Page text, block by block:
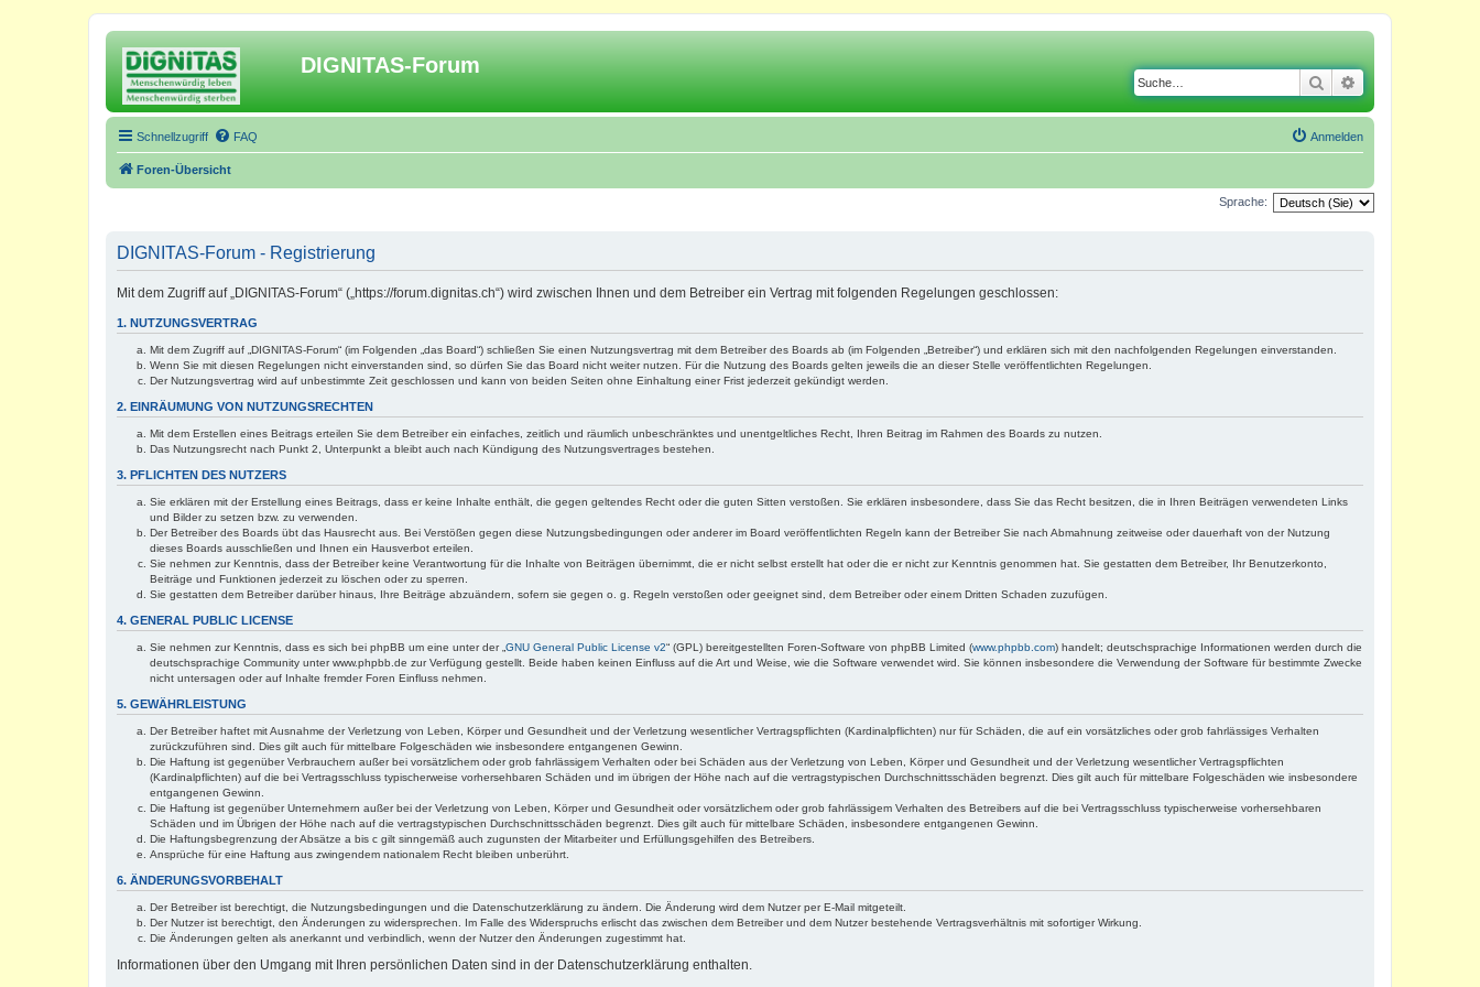
DIGNITAS-Forum
Suche
Schnellzugriff FAQ Anmelden
Foren-Übersicht
Sprache:
DIGNITAS-Forum - Registrierung
Mit dem Zugriff auf „DIGNITAS-Forum“ („https://forum.dignitas.ch“) wird zwischen Ihnen und dem Betreiber ein Vertrag mit folgenden Regelungen geschlossen:
1. NUTZUNGSVERTRAG
Mit dem Zugriff auf „DIGNITAS-Forum“ (im Folgenden „das Board“) schließen Sie einen Nutzungsvertrag mit dem Betreiber des Boards ab (im Folgenden „Betreiber“) und erklären sich mit den nachfolgenden Regelungen einverstanden.
Wenn Sie mit diesen Regelungen nicht einverstanden sind, so dürfen Sie das Board nicht weiter nutzen. Für die Nutzung des Boards gelten jeweils die an dieser Stelle veröffentlichten Regelungen.
Der Nutzungsvertrag wird auf unbestimmte Zeit geschlossen und kann von beiden Seiten ohne Einhaltung einer Frist jederzeit gekündigt werden.
2. EINRÄUMUNG VON NUTZUNGSRECHTEN
Mit dem Erstellen eines Beitrags erteilen Sie dem Betreiber ein einfaches, zeitlich und räumlich unbeschränktes und unentgeltliches Recht, Ihren Beitrag im Rahmen des Boards zu nutzen.
Das Nutzungsrecht nach Punkt 2, Unterpunkt a bleibt auch nach Kündigung des Nutzungsvertrages bestehen.
3. PFLICHTEN DES NUTZERS
Sie erklären mit der Erstellung eines Beitrags, dass er keine Inhalte enthält, die gegen geltendes Recht oder die guten Sitten verstoßen. Sie erklären insbesondere, dass Sie das Recht besitzen, die in Ihren Beiträgen verwendeten Links
und Bilder zu setzen bzw. zu verwenden.
Der Betreiber des Boards übt das Hausrecht aus. Bei Verstößen gegen diese Nutzungsbedingungen oder anderer im Board veröffentlichten Regeln kann der Betreiber Sie nach Abmahnung zeitweise oder dauerhaft von der Nutzung
dieses Boards ausschließen und Ihnen ein Hausverbot erteilen.
Sie nehmen zur Kenntnis, dass der Betreiber keine Verantwortung für die Inhalte von Beiträgen übernimmt, die er nicht selbst erstellt hat oder die er nicht zur Kenntnis genommen hat. Sie gestatten dem Betreiber, Ihr Benutzerkonto,
Beiträge und Funktionen jederzeit zu löschen oder zu sperren.
Sie gestatten dem Betreiber darüber hinaus, Ihre Beiträge abzuändern, sofern sie gegen o. g. Regeln verstoßen oder geeignet sind, dem Betreiber oder einem Dritten Schaden zuzufügen.
4. GENERAL PUBLIC LICENSE
Sie nehmen zur Kenntnis, dass es sich bei phpBB um eine unter der „ GNU General Public License v2“ (GPL) bereitgestellten Foren-Software von phpBB Limited (www.phpbb.com) handelt; deutschsprachige Informationen werden durch die
deutschsprachige Community unter www.phpbb.de zur Verfügung gestellt. Beide haben keinen Einfluss auf die Art und Weise, wie die Software verwendet wird. Sie können insbesondere die Verwendung der Software für bestimmte Zwecke
nicht untersagen oder auf Inhalte fremder Foren Einfluss nehmen.
5. GEWÄHRLEISTUNG
Der Betreiber haftet mit Ausnahme der Verletzung von Leben, Körper und Gesundheit und der Verletzung wesentlicher Vertragspflichten (Kardinalpflichten) nur für Schäden, die auf ein vorsätzliches oder grob fahrlässiges Verhalten
zurückzuführen sind. Dies gilt auch für mittelbare Folgeschäden wie insbesondere entgangenen Gewinn.
Die Haftung ist gegenüber Verbrauchern außer bei vorsätzlichem oder grob fahrlässigem Verhalten oder bei Schäden aus der Verletzung von Leben, Körper und Gesundheit und der Verletzung wesentlicher Vertragspflichten
(Kardinalpflichten) auf die bei Vertragsschluss typischerweise vorhersehbaren Schäden und im übrigen der Höhe nach auf die vertragstypischen Durchschnittsschäden begrenzt. Dies gilt auch für mittelbare Folgeschäden wie insbesondere
entgangenen Gewinn.
Die Haftung ist gegenüber Unternehmern außer bei der Verletzung von Leben, Körper und Gesundheit oder vorsätzlichem oder grob fahrlässigem Verhalten des Betreibers auf die bei Vertragsschluss typischerweise vorhersehbaren
Schäden und im Übrigen der Höhe nach auf die vertragstypischen Durchschnittsschäden begrenzt. Dies gilt auch für mittelbare Schäden, insbesondere entgangenen Gewinn.
Die Haftungsbegrenzung der Absätze a bis c gilt sinngemäß auch zugunsten der Mitarbeiter und Erfüllungsgehilfen des Betreibers.
Ansprüche für eine Haftung aus zwingendem nationalem Recht bleiben unberührt.
6. ÄNDERUNGSVORBEHALT
Der Betreiber ist berechtigt, die Nutzungsbedingungen und die Datenschutzerklärung zu ändern. Die Änderung wird dem Nutzer per E-Mail mitgeteilt.
Der Nutzer ist berechtigt, den Änderungen zu widersprechen. Im Falle des Widerspruchs erlischt das zwischen dem Betreiber und dem Nutzer bestehende Vertragsverhältnis mit sofortiger Wirkung.
Die Änderungen gelten als anerkannt und verbindlich, wenn der Nutzer den Änderungen zugestimmt hat.
Informationen über den Umgang mit Ihren persönlichen Daten sind in der Datenschutzerklärung enthalten.